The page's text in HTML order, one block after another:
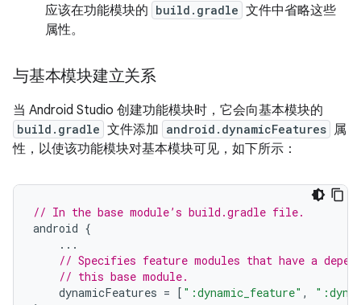
应该在功能模块的 build.gradle 文件中省略这些
属性。
与基本模块建立关系
当 Android Studio 创建功能模块时，它会向基本模块的
build.gradle 文件添加 android.dynamicFeatures 属
性，以使该功能模块对基本模块可见，如下所示：
// In the base module’s build.gradle file.
android {
...
// Specifies feature modules that have a
// this base module.
dynamicFeatures = [ ":dynamic_feature" ,